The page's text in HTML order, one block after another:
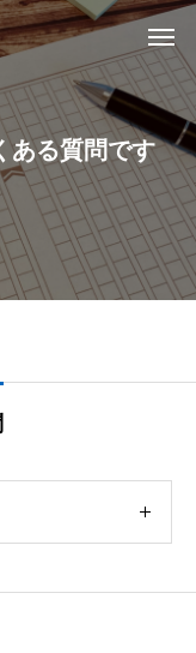
ある質問です